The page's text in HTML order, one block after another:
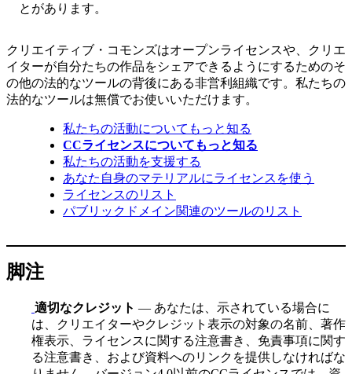
とがあります。
クリエイティブ・コモンズはオープンライセンスや、クリエ
イターが自分たちの作品をシェアできるようにするためのそ
の他の法的なツールの背後にある非営利組織です。私たちの
法的なツールは無償でお使いいただけます。
私たちの活動についてもっと知る
CCライセンスについてもっと知る
私たちの活動を支援する
あなた自身のマテリアルにライセンスを使う
ライセンスのリスト
パブリックドメイン関連のツールのリスト
脚注
適切なクレジット — あなたは、示されている場合に
は、クリエイターやクレジット表示の対象の名前、著作
権表示、ライセンスに関する注意書き、免責事項に関す
る注意書き、および資料へのリンクを提供しなければな